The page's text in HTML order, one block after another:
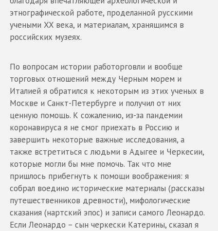
этнографической работе, проделанной русскими
учеными XX века, и материалам, хранящимся в
российских музеях.
По вопросам истории работорговли и вообще
торговых отношений между Черным морем и
Италией я обратился к некоторым из этих ученых в
Москве и Санкт-Петербурге и получил от них
ценную помощь. К сожалению, из-за пандемии
коронавируса я не смог приехать в Россию и
завершить некоторые важные исследования, а
также встретиться с людьми в Адыгее и Черкесии,
которые могли бы мне помочь. Так что мне
пришлось прибегнуть к помощи воображения: я
собрал воедино исторические материалы (рассказы
путешественников древности), мифологические
сказания (нартский эпос) и записи самого Леонардо.
Если Леонардо – сын черкески Катерины, сказал я